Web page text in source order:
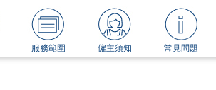
服務範圍 僱主須知 常見問題